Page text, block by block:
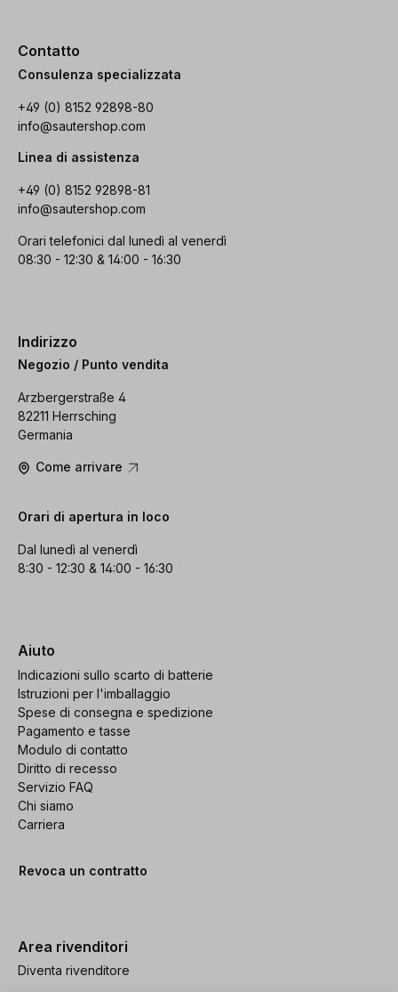
Contatto
Consulenza specializzata
+49 (0) 8152 92898-80
info@sautershop.com
Linea di assistenza
+49 (0) 8152 92898-81
info@sautershop.com
Orari telefonici dal lunedì al venerdì
08:30 - 12:30 & 14:00 - 16:30
Indirizzo
Negozio / Punto vendita
Arzbergerstraße 4
82211 Herrsching
Germania
Come arrivare
Orari di apertura in loco
Dal lunedì al venerdì
8:30 - 12:30 & 14:00 - 16:30
Aiuto
Indicazioni sullo scarto di batterie
Istruzioni per l'imballaggio
Spese di consegna e spedizione
Pagamento e tasse
Modulo di contatto
Diritto di recesso
Servizio FAQ
Chi siamo
Carriera
Revoca un contratto
Area rivenditori
Diventa rivenditore